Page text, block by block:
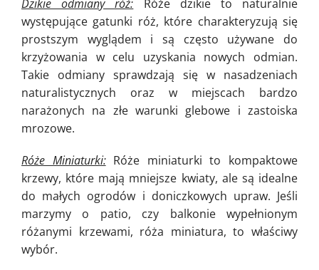
Dzikie odmiany róż: Róże dzikie to naturalnie
występujące gatunki róż, które charakteryzują się
prostszym wyglądem i są często używane do
krzyżowania w celu uzyskania nowych odmian.
Takie odmiany sprawdzają się w nasadzeniach
naturalistycznych oraz w miejscach bardzo
narażonych na złe warunki glebowe i zastoiska
mrozowe.
Róże Miniaturki:Róże miniaturki to kompaktowe
krzewy, które mają mniejsze kwiaty, ale są idealne
do małych ogrodów i doniczkowych upraw. Jeśli
marzymy o patio, czy balkonie wypełnionym
różanymi krzewami, róża miniatura, to właściwy
wybór.